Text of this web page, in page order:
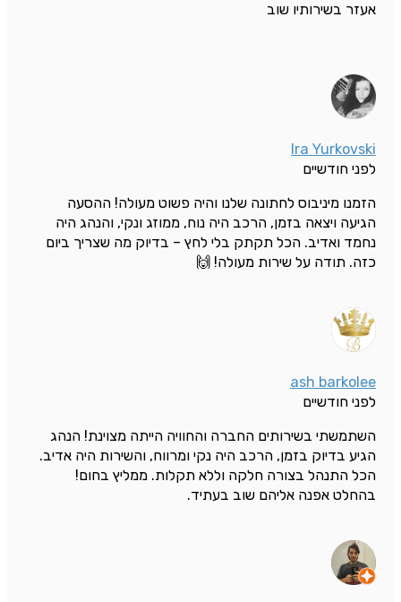
אעזר בשירותיו שוב
Ira Yurkovski
לפני חודשיים
הזמנו מיניבוס לחתונה שלנו והיה פשוט מעולה! ההסעה
הגיעה ויצאה בזמן, הרכב היה נוח, ממוזג ונקי, והנהג היה
נחמד ואדיב. הכל תקתק בלי לחץ – בדיוק מה שצריך ביום
כזה. תודה על שירות מעולה! 🙌
ash barkolee
לפני חודשיים
השתמשתי בשירותים החברה והחוויה הייתה מצוינת! הנהג
הגיע בדיוק בזמן, הרכב היה נקי ומרווח, והשירות היה אדיב.
הכל התנהל בצורה חלקה וללא תקלות. ממליץ בחום!
בהחלט אפנה אליהם שוב בעתיד.